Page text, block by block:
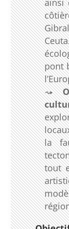
pont
la
tout